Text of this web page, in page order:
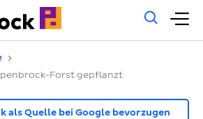
Forst gepflanzt
als Quelle bei Google bevorzugen